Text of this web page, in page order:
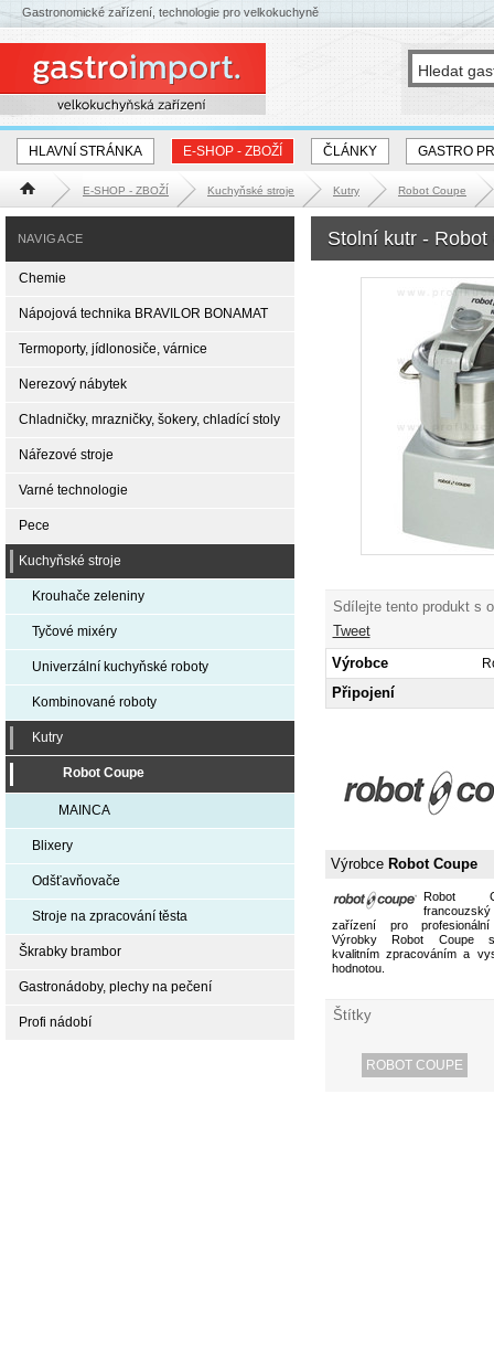
HLAVNÍ STRÁNKA E-SHOP - ZBOŽÍ ČLÁNKY GASTRO
Hlavní stránka E-SHOP - ZBOŽÍ Kuchyňské stroje Kutry Robot Coupe
Stolní kutr - Robot
Sdílejte tento produkt s
Tweet
Výrobce
Připojení
Výrobce Robot Coupe
Robot
zařízení pro profesionální
Výrobky Robot Coupe
kvalitním zpracováním a
hodnotou.
Štítky
ROBOT COUPE
NAVIGACE
Chemie
Nápojová technika BRAVILOR BONAMAT
Termoporty, jídlonosiče, várnice
Nerezový nábytek
Chladničky, mrazničky, šokery, chladící stoly
Nářezové stroje
Varné technologie
Pece
Kuchyňské stroje
Krouhače zeleniny
Tyčové mixéry
Univerzální kuchyňské roboty
Kombinované roboty
Kutry
Robot Coupe
MAINCA
Blixery
Odšťavňovače
Stroje na zpracování těsta
Škrabky brambor
Gastronádoby, plechy na pečení
Profi nádobí
Gastronomické zařízení, technologie pro velkokuchyně